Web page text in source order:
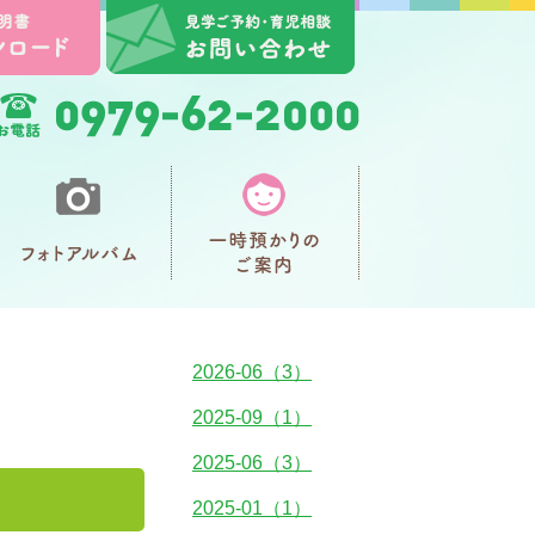
2026-06（3）
2025-09（1）
2025-06（3）
2025-01（1）